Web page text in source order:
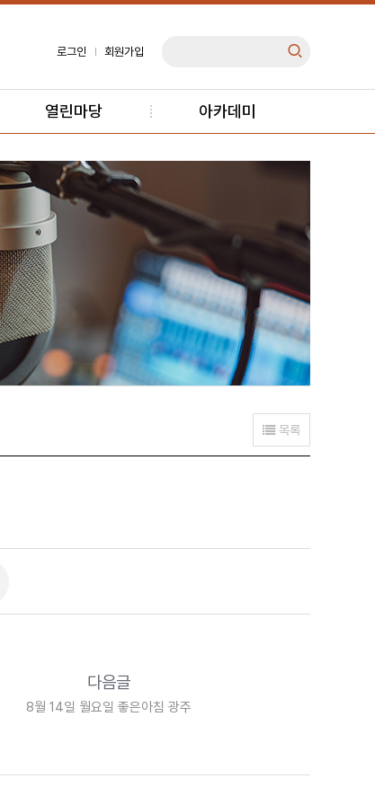
로그인 회원가입
열린마당 아카데미
목록
다음글
8월 14일 월요일 좋은아침 광주